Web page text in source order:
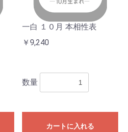
一白 １０月 本相性表
￥9,240
数量
カートに入れる